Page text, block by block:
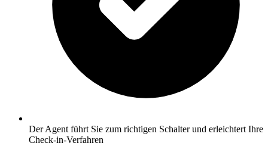
Der Agent führt Sie zum richtigen Schalter und erleichtert Ihre
Check-in-Verfahren